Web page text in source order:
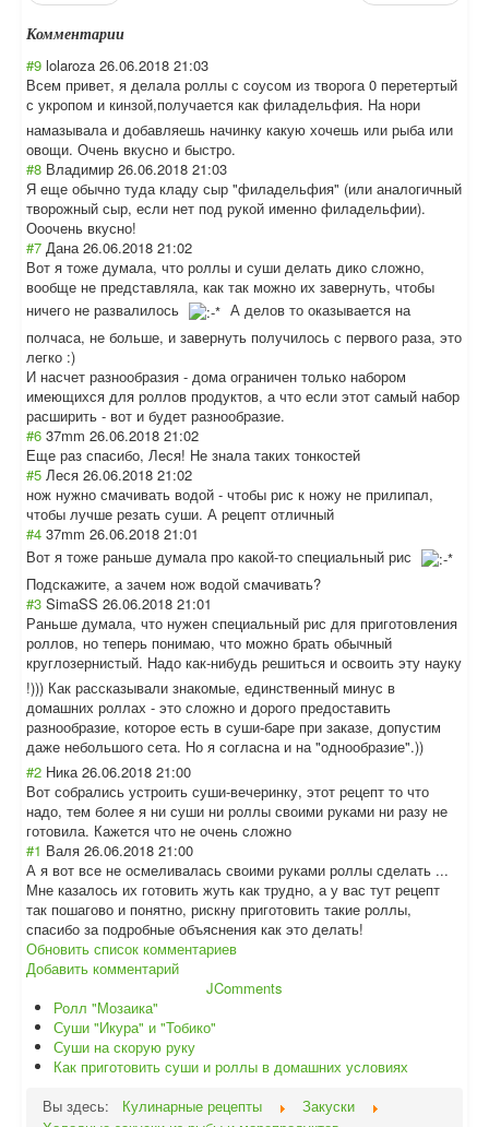
Комментарии
#9 lolaroza 26.06.2018 21:03
Всем привет, я делала роллы с соусом из творога 0 перетертый
с укропом и кинзой,получается как филадельфия. На нори
намазывала и добавляешь начинку какую хочешь или рыба или
овощи. Очень вкусно и быстро.
#8 Владимир 26.06.2018 21:03
Я еще обычно туда кладу сыр "филадельфия" (или аналогичный
творожный сыр, если нет под рукой именно филадельфии).
Ооочень вкусно!
#7 Дана 26.06.2018 21:02
Вот я тоже думала, что роллы и суши делать дико сложно,
вообще не представляла, как так можно их завернуть, чтобы
ничего не развалилось
А делов то оказывается на
полчаса, не больше, и завернуть получилось с первого раза, это
легко :)
И насчет разнообразия - дома ограничен только набором
имеющихся для роллов продуктов, а что если этот самый набор
расширить - вот и будет разнообразие.
#6 37mm 26.06.2018 21:02
Еще раз спасибо, Леся! Не знала таких тонкостей
#5 Леся 26.06.2018 21:02
нож нужно смачивать водой - чтобы рис к ножу не прилипал,
чтобы лучше резать суши. А рецепт отличный
#4 37mm 26.06.2018 21:01
Вот я тоже раньше думала про какой-то специальный рис
Подскажите, а зачем нож водой смачивать?
#3 SimaSS 26.06.2018 21:01
Раньше думала, что нужен специальный рис для приготовления
роллов, но теперь понимаю, что можно брать обычный
круглозернистый. Надо как-нибудь решиться и освоить эту науку
!))) Как рассказывали знакомые, единственный минус в
домашних роллах - это сложно и дорого предоставить
разнообразие, которое есть в суши-баре при заказе, допустим
даже небольшого сета. Но я согласна и на "однообразие".))
#2 Ника 26.06.2018 21:00
Вот собрались устроить суши-вечеринку, этот рецепт то что
надо, тем более я ни суши ни роллы своими руками ни разу не
готовила. Кажется что не очень сложно
#1 Валя 26.06.2018 21:00
А я вот все не осмеливалась своими руками роллы сделать ...
Мне казалось их готовить жуть как трудно, а у вас тут рецепт
так пошагово и понятно, рискну приготовить такие роллы,
спасибо за подробные объяснения как это делать!
Обновить список комментариев
Добавить комментарий
JComments
Ролл "Мозаика"
Суши "Икура" и "Тобико"
Суши на скорую руку
Как приготовить суши и роллы в домашних условиях
Вы здесь:
Кулинарные рецепты
Закуски